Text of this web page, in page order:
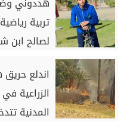
تربية
لصالح
اندلع
الزراعية
المدنية